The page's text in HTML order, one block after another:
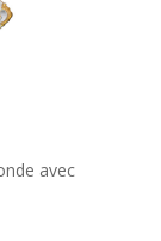
avec